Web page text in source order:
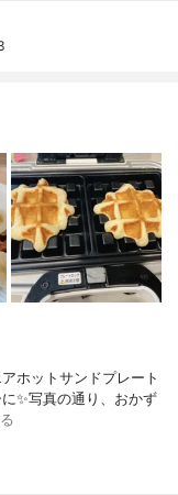
ホットサンドプレート
✨写真の通り、おかず